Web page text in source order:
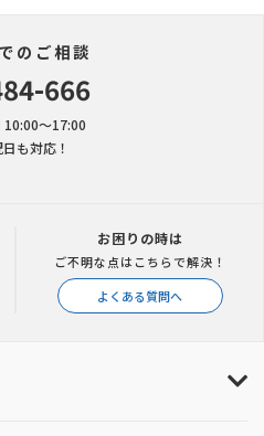
のご相談
666
10:00〜17:00
も対応！
お困りの時は
ご不明な点はこちらで解決！
よくある質問へ